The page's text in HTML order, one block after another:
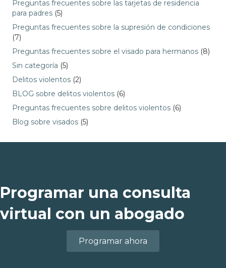
Preguntas frecuentes sobre las tarjetas de residencia
para padres (5)
Preguntas frecuentes sobre la supresión de condiciones
(7)
Preguntas frecuentes sobre el visado para hermanos (8)
Sin categoría (5)
Delitos violentos (2)
BLOG sobre delitos violentos (6)
Preguntas frecuentes sobre delitos violentos (6)
Blog sobre visados (5)
Programar una consulta
virtual con un abogado
Programar ahora